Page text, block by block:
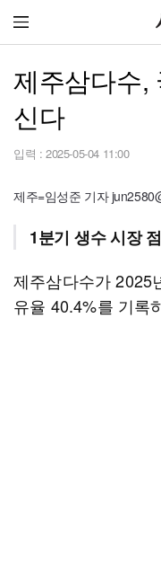
제주삼다수,
신다
입력 : 2025-05-04 11:00
제주=임성준 기자
1분기 생수 시장
제주삼다수가 2025
유율 40.4%를 기록